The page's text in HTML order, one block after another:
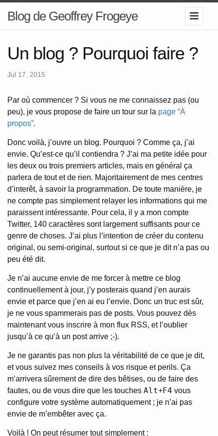
Blog de Geoffrey Frogeye
Un blog ? Pourquoi faire ?
Jul 17, 2015
Par où commencer ? Si vous ne me connaissez pas (ou
peu), je vous propose de faire un tour sur la page “À
propos”.
Donc voilà, j’ouvre un blog. Pourquoi ? Comme ça, j’ai
envie. Qu’est-ce qu’il contiendra ? J’ai ma petite idée pour
les deux ou trois premiers articles, mais en général ça
parlera de tout et de rien. Majoritairement de mes centres
d’interêt, à savoir la programmation. De toute manière, je
ne compte pas simplement relayer les informations qui me
paraissent intéressante. Pour cela, il y a mon compte
Twitter, 140 caractères sont largement suffisants pour ce
genre de choses. J’ai plus l’intention de créer du contenu
original, ou semi-original, surtout si ce que je dit n’a pas ou
peu été dit.
Je n’ai aucune envie de me forcer à mettre ce blog
continuellement à jour, j’y posterais quand j’en aurais
envie et parce que j’en ai eu l’envie. Donc un truc est sûr,
je ne vous spammerais pas de posts. Vous pouvez dès
maintenant vous inscrire à mon flux RSS, et l’oublier
jusqu’à ce qu’à un post arrive ;-).
Je ne garantis pas non plus la véritabilité de ce que je dit,
et vous suivez mes conseils à vos risque et perils. Ça
m’arrivera sûrement de dire des bêtises, ou de faire des
fautes, ou de vous dire que les touches Alt+F4 vous
configure votre système automatiquement ; je n’ai pas
envie de m’embêter avec ça.
Voilà ! On peut résumer tout simplement :